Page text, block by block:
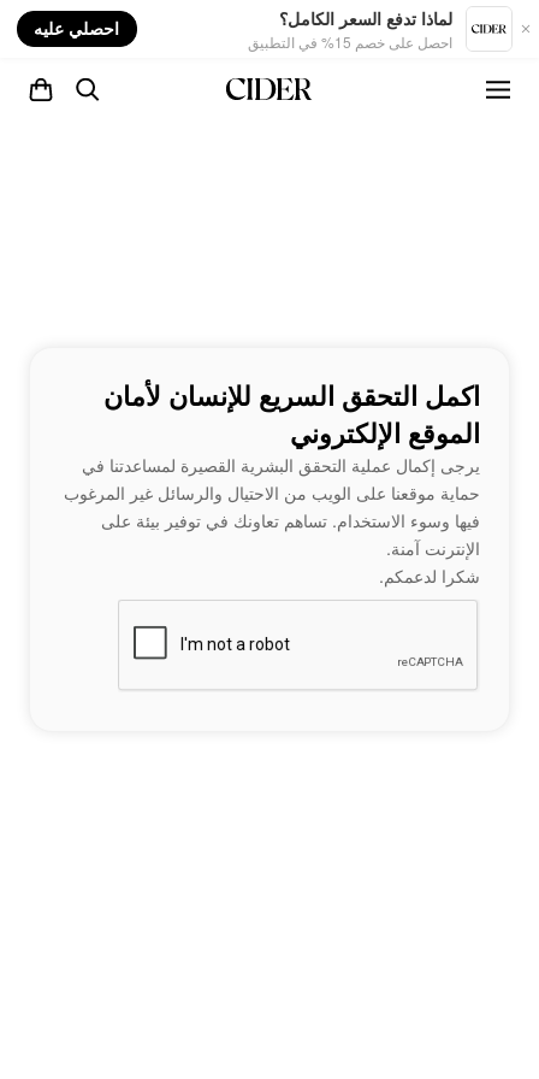
لماذا تدفع السعر الكامل؟
احصل على خصم 15% في التطبيق
احصلي عليه
اكمل التحقق السريع للإنسان لأمان
الموقع الإلكتروني
يرجى إكمال عملية التحقق البشرية القصيرة لمساعدتنا في
حماية موقعنا على الويب من الاحتيال والرسائل غير المرغوب
فيها وسوء الاستخدام. تساهم تعاونك في توفير بيئة على
الإنترنت آمنة.
شكرا لدعمكم.